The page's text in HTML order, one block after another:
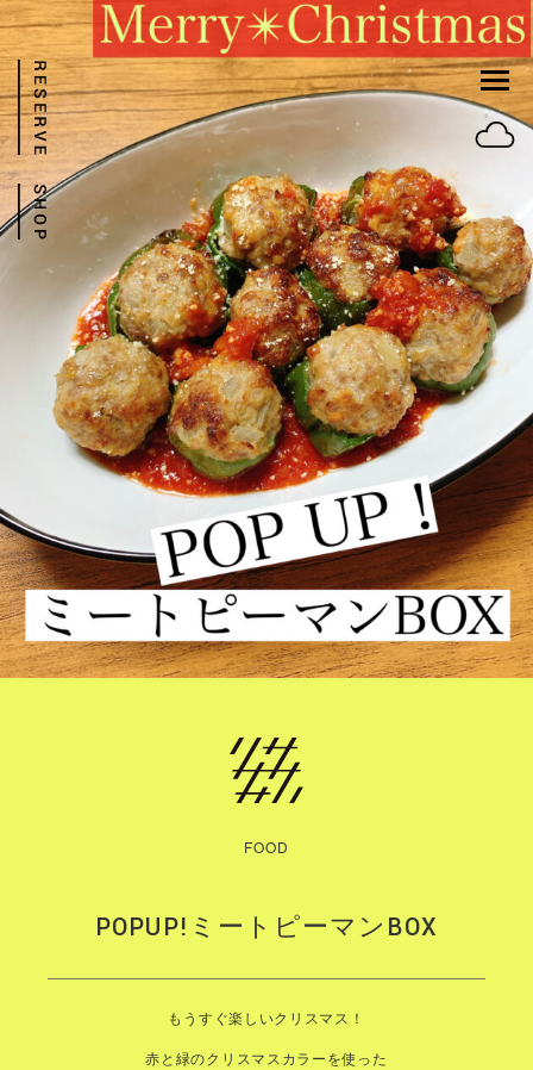
FOOD
POPUP!ミートピーマンBOX
もうすぐ楽しいクリスマス！
赤と緑のクリスマスカラーを使った